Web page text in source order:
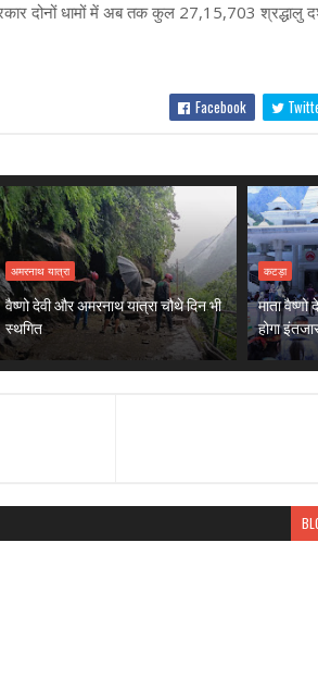
दोनों धामों में अब तक कुल 27,15,703 श्रद्धालु
Facebook
अमरनाथ यात्रा
वैष्णो देवी और अमरनाथ यात्रा चौथे दिन भी
स्थगित
कटड़ा
माता
होगा